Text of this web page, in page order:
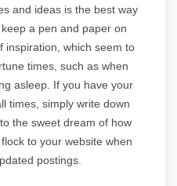
and ideas is the best way
a pen and paper on
inspiration, which seem to
times, such as when
asleep. If you have your
times, simply write down
the sweet dream of how
to your website when
postings.